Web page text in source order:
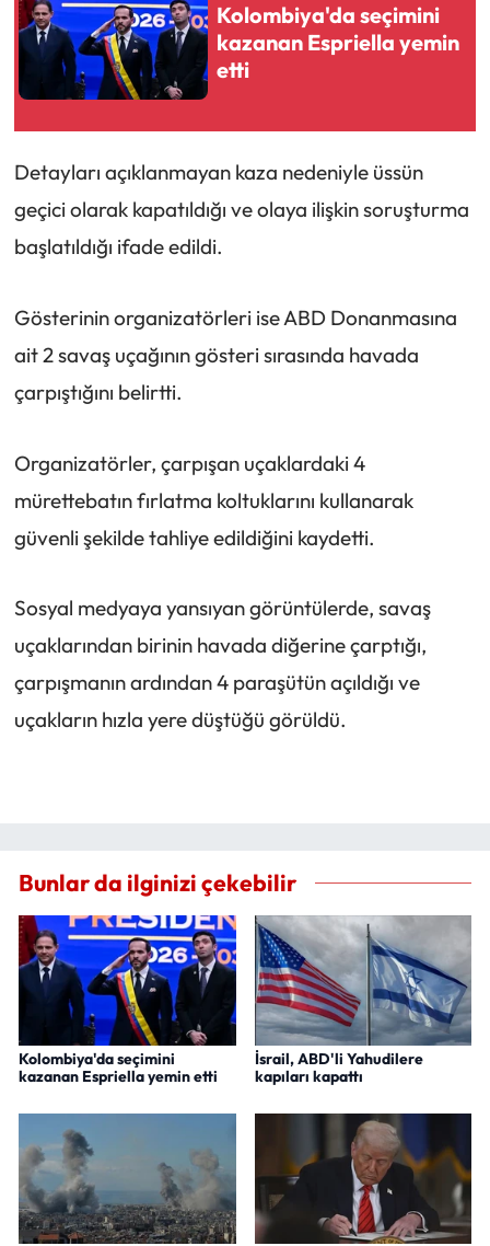
Kolombiya'da seçimini
kazanan Espriella yemin
etti
Detayları açıklanmayan kaza nedeniyle üssün
geçici olarak kapatıldığı ve olaya ilişkin soruşturma
başlatıldığı ifade edildi.
Gösterinin organizatörleri ise ABD Donanmasına
ait 2 savaş uçağının gösteri sırasında havada
çarpıştığını belirtti.
Organizatörler, çarpışan uçaklardaki 4
mürettebatın fırlatma koltuklarını kullanarak
güvenli şekilde tahliye edildiğini kaydetti.
Sosyal medyaya yansıyan görüntülerde, savaş
uçaklarından birinin havada diğerine çarptığı,
çarpışmanın ardından 4 paraşütün açıldığı ve
uçakların hızla yere düştüğü görüldü.
Bunlar da ilginizi çekebilir
Kolombiya'da seçimini
kazanan Espriella yemin etti
İsrail, ABD'li Yahudilere
kapıları kapattı